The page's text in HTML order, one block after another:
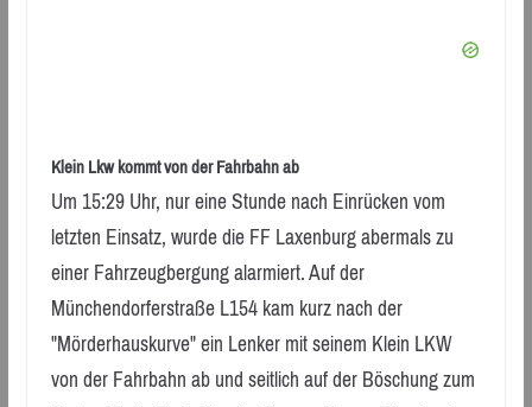
Klein Lkw kommt von der Fahrbahn ab
Um 15:29 Uhr, nur eine Stunde nach Einrücken vom
letzten Einsatz, wurde die FF Laxenburg abermals zu
einer Fahrzeugbergung alarmiert. Auf der
Münchendorferstraße L154 kam kurz nach der
"Mörderhauskurve" ein Lenker mit seinem Klein LKW
von der Fahrbahn ab und seitlich auf der Böschung zum